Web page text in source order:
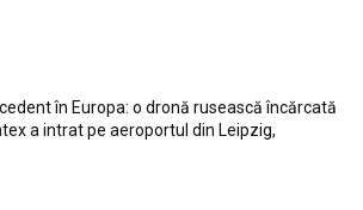
în Europa: o dronă rusească încărcată
a intrat pe aeroportul din Leipzig,